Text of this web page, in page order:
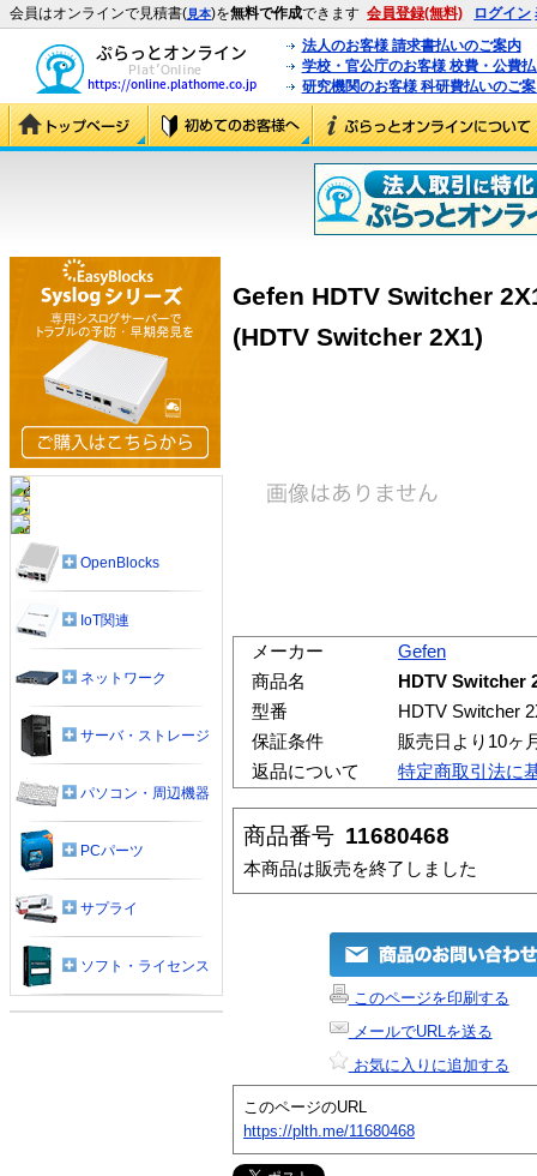
会員はオンラインで見積書(見本)を無料で作成できます 会員登録(無料) ログイン
法人のお客様 請求書払いのご案内
学校・官公庁のお客様 校費・公費
研究機関のお客様 科研費払いのご
Gefen HDTV Switcher
(HDTV Switcher 2X1)
メーカー
Gefen
商品名
HDTV Switcher
型番
HDTV Switcher
保証条件
販売日より10ヶ
返品について
特定商取引法に
商品番号 11680468
本商品は販売を終了しました
このページを印刷する
メールでURLを送る
お気に入りに追加する
このページのURL
https://plth.me/11680468
OpenBlocks
IoT関連
ネットワーク
サーバ・ストレージ
パソコン・周辺機器
PCパーツ
サプライ
ソフト・ライセンス